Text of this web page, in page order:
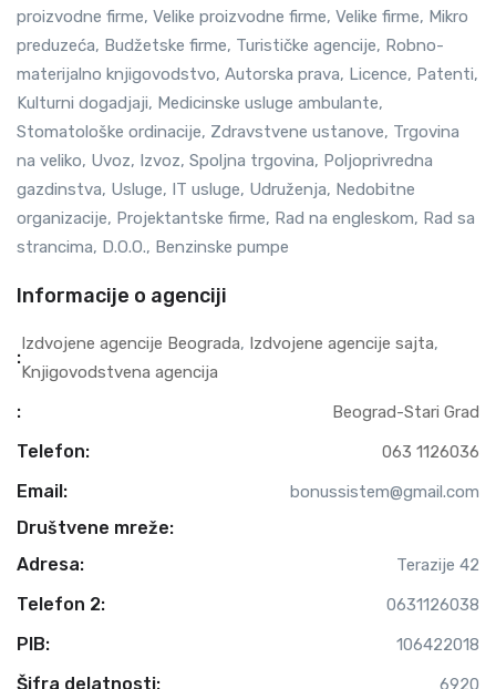
proizvodne firme, Velike proizvodne firme, Velike firme, Mikro
preduzeća, Budžetske firme, Turističke agencije, Robno-
materijalno knjigovodstvo, Autorska prava, Licence, Patenti,
Kulturni dogadjaji, Medicinske usluge ambulante,
Stomatološke ordinacije, Zdravstvene ustanove, Trgovina
na veliko, Uvoz, Izvoz, Spoljna trgovina, Poljoprivredna
gazdinstva, Usluge, IT usluge, Udruženja, Nedobitne
organizacije, Projektantske firme, Rad na engleskom, Rad sa
strancima, D.O.O., Benzinske pumpe
Informacije o agenciji
:
Izdvojene agencije Beograda, Izdvojene agencije sajta,
Knjigovodstvena agencija
: Beograd-Stari Grad
Telefon: 063 1126036
Email: bonussistem@gmail.com
Društvene mreže:
Adresa:
Terazije 42
Telefon 2: 0631126038
PIB: 106422018
Šifra delatnosti: 6920